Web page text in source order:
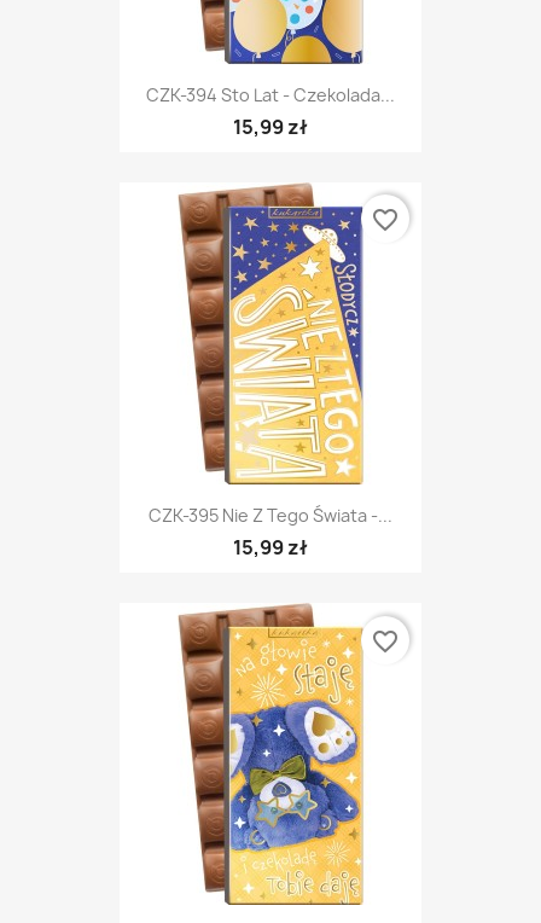
CZK-394 Sto Lat - Czekolada...
15,99 zł
CZK-395 Nie Z Tego Świata -...
15,99 zł
favorite_border
favorite_border